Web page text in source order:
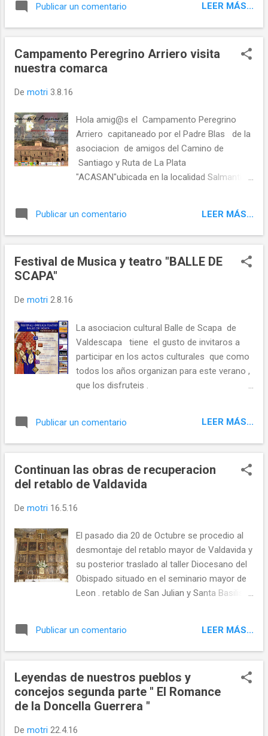
Valdescapa, Sahelices del Rio,Cea ,Sotillo y
Sahagun .Donde podreis disfrutar de su
retablos, puentes y castillos y unas vistas
sobre los Picos de Europa espectaculares.
Publicar un comentario LEER MÁS...
Campamento Peregrino Arriero visita
nuestra comarca
De motri 3.8.16
Hola amig@s el Campamento Peregrino
Arriero capitaneado por el Padre Blas de la
asociacion de amigos del Camino de
Santiago y Ruta de La Plata
"ACASAN"ubicada en la localidad Salmantina
promocionar y dar a conocer nuestra recien
recuperada Ruta de Peregrinos Liebana -
nuestros municipios .El Padre Blas nos hace
de Sahagun el lunes dia 8 por la mañana a
eso de las 9:30 de la mañana , despues de la
visita a la localidad y recibimiento de las
autoridades a eso de las 11:30 la comitiva
se desplazara hasta Sahelices del Rio donde
peregrinos acompañados por una decena
Publicar un comentario LEER MÁS...
Festival de Musica y teatro "BALLE DE
SCAPA"
De motri 2.8.16
La asociacion cultural Balle de Scapa de
Valdescapa tiene el gusto de invitaros a
participar en los actos culturales que como
todos los años organizan para este verano ,
que los disfruteis .
...
Publicar un comentario LEER MÁS...
Continuan las obras de recuperacion
del retablo de Valdavida
De motri 16.5.16
El pasado dia 20 de Octubre se procedio al
desmontaje del retablo mayor de Valdavida y
su posterior traslado al taller Diocesano del
Obispado situado en el seminario mayor de
Leon . retablo de San Julian y Santa Basilisa
desmontaje del retablo
Publicar un comentario LEER MÁS...
Leyendas de nuestros pueblos y
concejos segunda parte " El Romance
de la Doncella Guerrera "
De motri 22.4.16